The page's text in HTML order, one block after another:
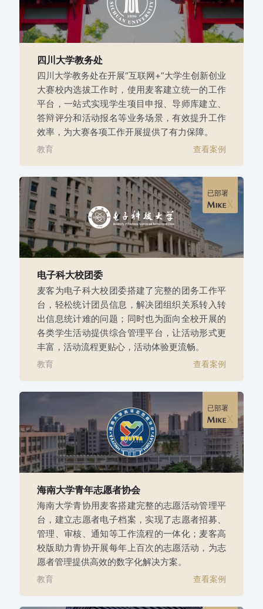
四川大学教务处
四川大学教务处在开展“互联网+”大学生创新创业
大赛校内选拔工作时，使用麦客建立统一的工作
平台，一站式实现学生项目申报、导师库建立、
答辩评分和活动报名等业务场景，有效提升工作
效率，为大赛各项工作开展提供了有力保障。
教育 查看案例
已部署
电子科大校团委
麦客为电子科大校团委搭建了完整的团务工作平
台，轻松统计团员信息，解决团组织关系转入转
出信息统计难的问题；同时也为面向全校开展的
各类学生活动提供综合管理平台，让活动形式更
丰富，活动流程更贴心，活动体验更流畅。
教育 查看案例
已部署
海南大学青年志愿者协会
海南大学青协用麦客搭建完整的志愿活动管理平
台，建立志愿者电子档案，实现了志愿者招募、
管理、审核、通知等工作流程的一体化；麦客高
校版助力青协开展每年上百次的志愿活动，为志
愿者管理提供高效的数字化解决方案。
教育 查看案例